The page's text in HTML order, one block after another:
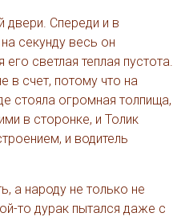
двери. Спереди и в
секунду весь он
светлая теплая пустота.
в счет, потому что на
стояла огромная толпища,
в сторонке, и Толик
и водитель
а народу не только не
то дурак пытался даже с